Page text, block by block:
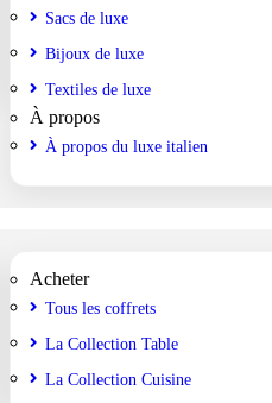
Sacs de luxe
Bijoux de luxe
Textiles de luxe
À propos
À propos du luxe italien
Acheter
Tous les coffrets
La Collection Table
La Collection Cuisine